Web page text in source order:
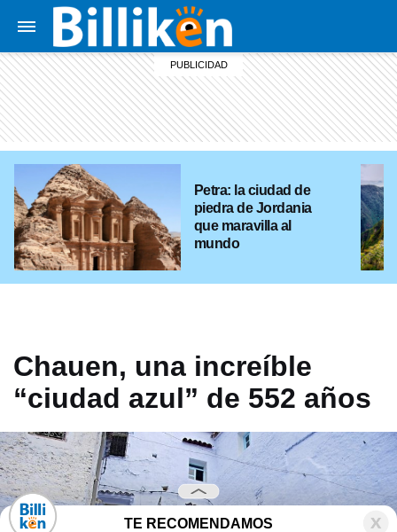
Petra: la ciudad de
piedra de Jordania
que maravilla al
mundo
Chauen, una increíble
“ciudad azul” de 552 años
TE RECOMENDAMOS